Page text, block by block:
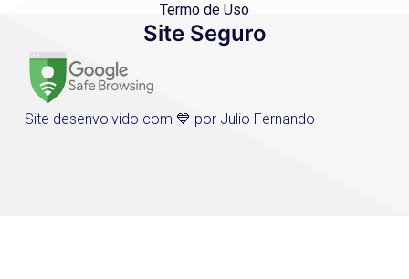
Termo de Uso
Site Seguro
Site desenvolvido com 💙 por Julio Fernando